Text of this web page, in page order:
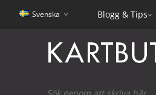
Svenska Blogg & Tips